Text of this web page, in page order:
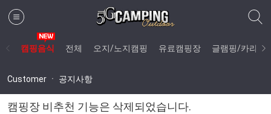
캠핑음식 전체 오지/노지캠핑 유료캠핑장 글램핑/카라반
Customer ㆍ 공지사항
캠핑장 비추천 기능은 삭제되었습니다.